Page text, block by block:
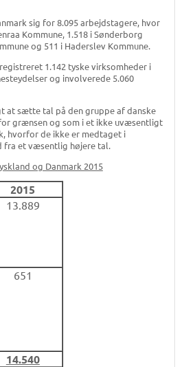
sig for 8.095 arbejdstagere, hvor
Kommune, 1.518 i Sønderborg
og 511 i Haderslev Kommune.
1.142 tyske virksomheder i
og involverede 5.060
at sætte tal på den gruppe af danske
grænsen og som i et ikke uvæsentligt
hvorfor de ikke er medtaget i
fra et væsentlig højere tal.
og Danmark 2015
2015
13.889
651
14.540